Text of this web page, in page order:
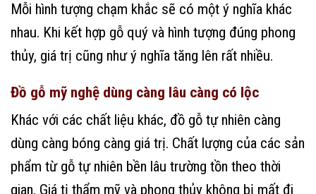
Mỗi hình tượng chạm khắc sẽ có một ý nghĩa khác
nhau. Khi kết hợp gỗ quý và hình tượng đúng phong
thủy, giá trị cũng như ý nghĩa tăng lên rất nhiều.
Đồ gỗ mỹ nghệ dùng càng lâu càng có lộc
Khác với các chất liệu khác, đồ gỗ tự nhiên càng
dùng càng bóng càng giá trị. Chất lượng của các sản
phẩm từ gỗ tự nhiên bền lâu trường tồn theo thời
gian. Giá tị thẩm mỹ và phong thủy không bị mất đi